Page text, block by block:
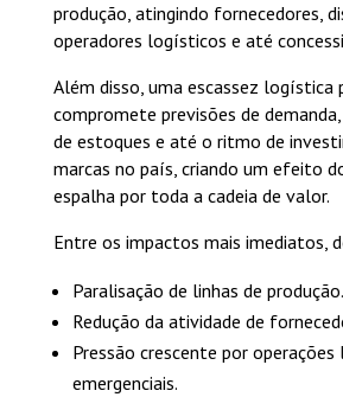
produção, atingindo fornecedores,
operadores logísticos e até
Além disso, uma escassez logística
compromete previsões de
de estoques e até o ritmo de
marcas no país, criando um efeito
espalha por toda a cadeia de valor.
Entre os impactos mais imediatos,
Paralisação de linhas de produção.
Redução da atividade de
Pressão crescente por
emergenciais.